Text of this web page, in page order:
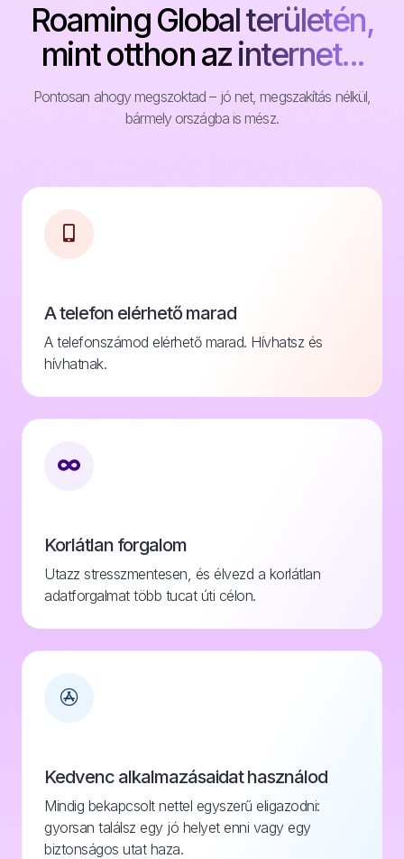
Roaming Global területén,
mint otthon az internet...
Pontosan ahogy megszoktad – jó net, megszakítás nélkül,
bármely országba is mész.
A telefon elérhető marad
A telefonszámod elérhető marad. Hívhatsz és
hívhatnak.
Korlátlan forgalom
Utazz stresszmentesen, és élvezd a korlátlan
adatforgalmat több tucat úti célon.
Kedvenc alkalmazásaidat használod
Mindig bekapcsolt nettel egyszerű eligazodni:
gyorsan találsz egy jó helyet enni vagy egy
biztonságos utat haza.